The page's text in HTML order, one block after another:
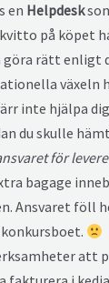
en Helpdesk
på köpet
rätt enligt
växeln
inte hjälpa
du skulle
för
bagage
Ansvaret föll
att